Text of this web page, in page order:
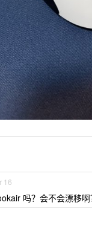
16
吗？会不会漂移